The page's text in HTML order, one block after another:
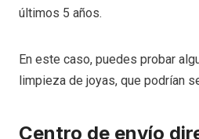
últimos 5 años.
En este caso, puedes probar
limpieza de joyas, que podrían
Centro de envío